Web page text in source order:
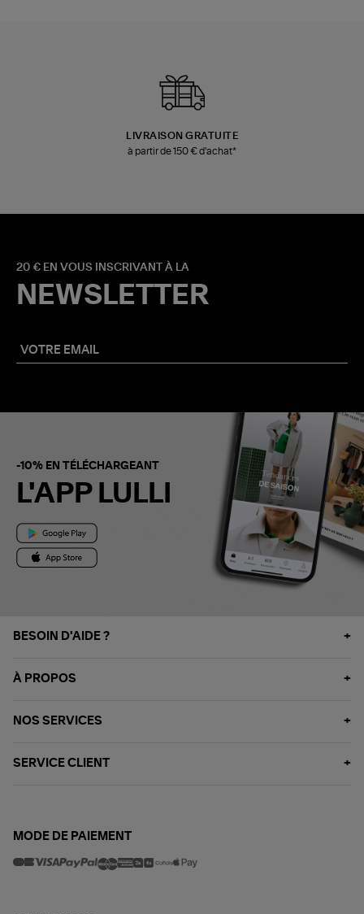
LIVRAISON GRATUITE
à partir de 150 € d'achat*
20 € EN VOUS INSCRIVANT À LA
NEWSLETTER
-10% EN TÉLÉCHARGEANT
L'APP LULLI
BESOIN D'AIDE ?
À PROPOS
NOS SERVICES
SERVICE CLIENT
MODE DE PAIEMENT